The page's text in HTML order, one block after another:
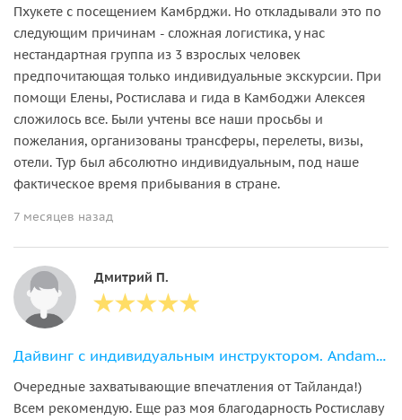
Пхукете с посещением Камбрджи. Но откладывали это по
следующим причинам - сложная логистика, у нас
нестандартная группа из 3 взрослых человек
предпочитающая только индивидуальные экскурсии. При
помощи Елены, Ростислава и гида в Камбоджи Алексея
сложилось все. Были учтены все наши просьбы и
пожелания, организованы трансферы, перелеты, визы,
отели. Тур был абсолютно индивидуальным, под наше
фактическое время прибывания в стране.
7 месяцев назад
Дмитрий П.
Дайвинг с индивидуальным инструктором. Andaman Diving&Travel Company
Очередные захватывающие впечатления от Тайланда!)
Всем рекомендую. Еще раз моя благодарность Ростиславу